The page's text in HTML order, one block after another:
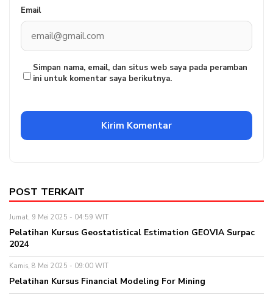
Email
Simpan nama, email, dan situs web saya pada peramban
ini untuk komentar saya berikutnya.
POST TERKAIT
Jumat, 9 Mei 2025 - 04:59 WIT
Pelatihan Kursus Geostatistical Estimation GEOVIA Surpac
2024
Kamis, 8 Mei 2025 - 09:00 WIT
Pelatihan Kursus Financial Modeling For Mining